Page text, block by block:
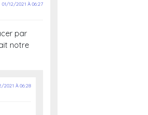
01/12/2021 À 06:27
par
notre
2021 À 06:28